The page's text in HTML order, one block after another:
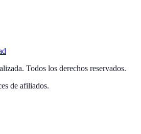
. Todos los derechos reservados.
de afiliados.